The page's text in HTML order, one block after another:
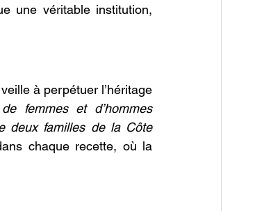
une véritable institution,
à perpétuer l’héritage
femmes et d’hommes
deux familles de la Côte
chaque recette, où la